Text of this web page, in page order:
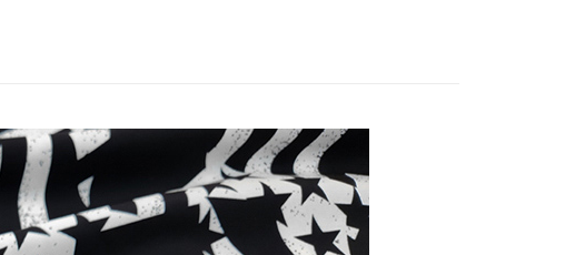
【「AFTEE先享後付」結帳流程】
１．於結帳方式選擇「AFTEE先享後付」後，將跳轉至「AFTEE先享後
付」結帳頁面，進行簡訊認證並確認金額後，即可完成結帳。
２．訂單成立數日內，您將收到繳費通知簡訊。
３．收到繳費通知簡訊後14天內，點擊此簡訊中的連結，可透過四大超商
／ATM／網路銀行／等多元方式進行付款，方視為交易完成。
全家取貨付款
每筆NT$150，滿NT$500(含以上)免運費
付款後全家取貨
每筆NT$150，滿NT$500(含以上)免運費